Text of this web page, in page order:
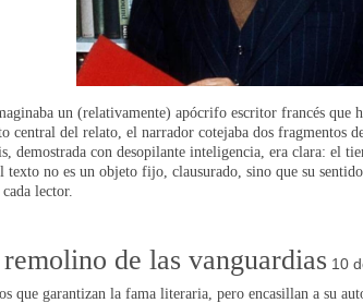
un (relativamente) apócrifo escritor francés que
central del relato, el narrador cotejaba dos fragmentos
demostrada con desopilante inteligencia, era clara: el
no es un objeto fijo, clausurado, sino que su
lector.
de las vanguardias 10
que garantizan la fama literaria, pero encasillan a su